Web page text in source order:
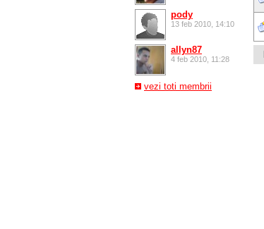
pody
13 feb 2010, 14:10
allyn87
4 feb 2010, 11:28
vezi toti membrii